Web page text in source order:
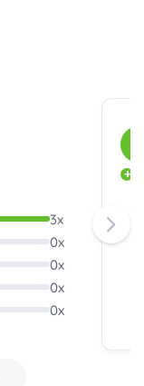
3x
0x
0x
0x
0x